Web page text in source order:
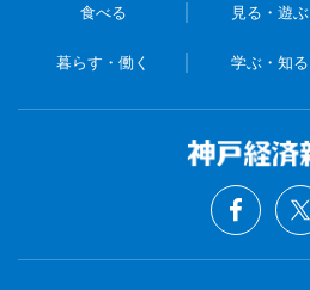
食べる 見る・遊ぶ
暮らす・働く 学ぶ・知る